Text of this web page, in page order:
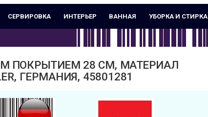
СЕРВИРОВКА ИНТЕРЬЕР ВАННАЯ УБОРКА И СТИРКА
ПОКРЫТИЕМ 28 СМ, МАТЕРИАЛ
ГЕРМАНИЯ, 45801281